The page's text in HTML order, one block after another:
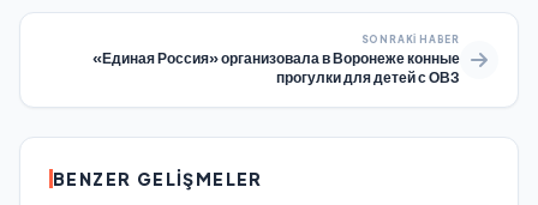
SONRAKI HABER
«Единая Россия» организовала в Воронеже конные
прогулки для детей с ОВЗ
BENZER GELIŞMELER